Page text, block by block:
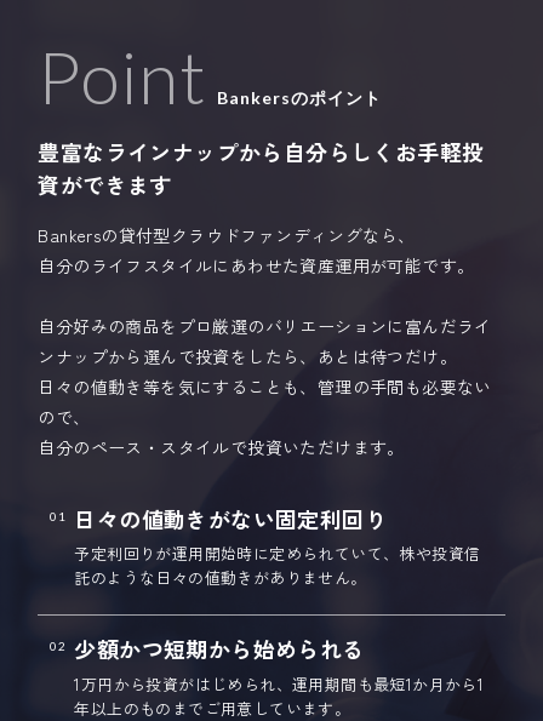
Point Bankersのポイント
豊富なラインナップから自分らしくお手軽投
資ができます
Bankersの貸付型クラウドファンディングなら、
自分のライフスタイルにあわせた資産運用が可能です。
自分好みの商品をプロ厳選のバリエーションに富んだライ
ンナップから選んで投資をしたら、あとは待つだけ。
日々の値動き等を気にすることも、管理の手間も必要ない
ので、
自分のペース・スタイルで投資いただけます。
01 日々の値動きがない固定利回り
予定利回りが運用開始時に定められていて、株や投資信
託のような日々の値動きがありません。
02 少額かつ短期から始められる
1万円から投資がはじめられ、運用期間も最短1か月から1
年以上のものまでご用意しています。